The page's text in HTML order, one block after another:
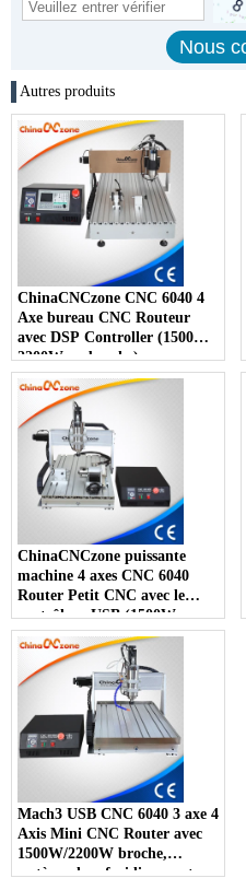
Autres produits
ChinaCNCzone CNC 6040 4
Axe bureau CNC Routeur
avec DSP Controller (1500W
2200W ou broche)
ChinaCNCzone puissante
machine 4 axes CNC 6040
Router Petit CNC avec le
contrôleur USB (1500W
2200W ou)
Mach3 USB CNC 6040 3 axe 4
Axis Mini CNC Router avec
1500W/2200W broche,
système de refroidissement